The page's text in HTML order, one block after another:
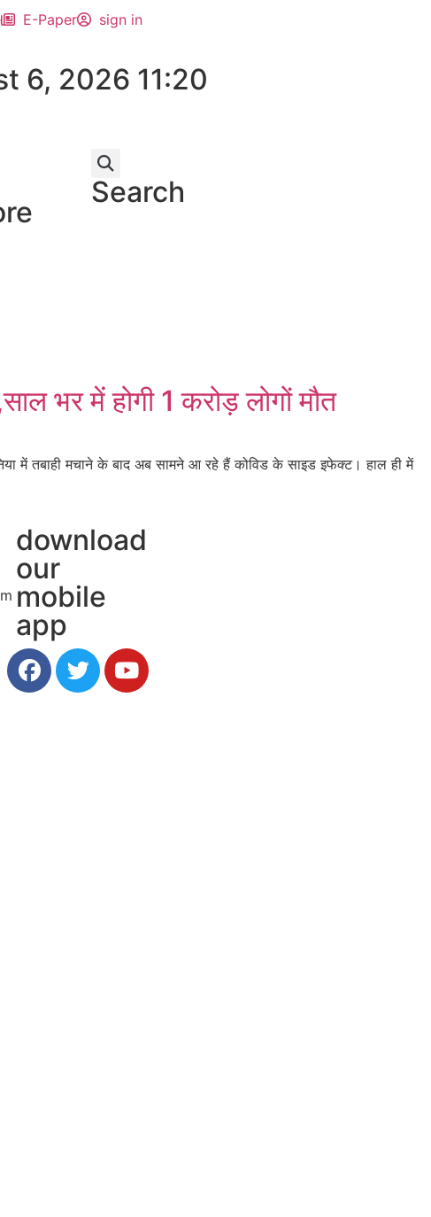
E-Paper sign in
6, 2026 11:20
Search
भर में होगी 1 करोड़ लोगों मौत
में तबाही मचाने के बाद अब सामने आ रहे हैं कोविड के साइड इफेक्ट। हाल ही में
download
our
mobile
app